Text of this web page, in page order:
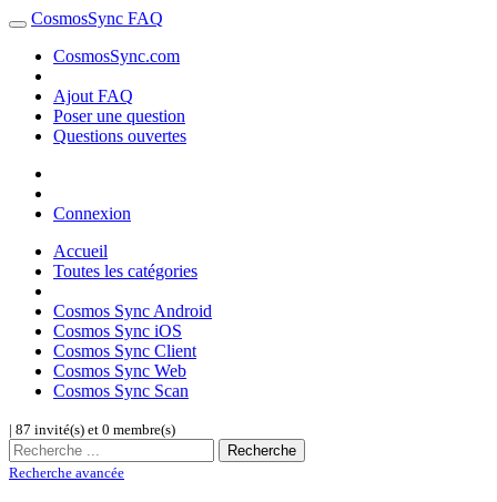
CosmosSync FAQ
CosmosSync.com
Ajout FAQ
Poser une question
Questions ouvertes
Connexion
Accueil
Toutes les catégories
Cosmos Sync Android
Cosmos Sync iOS
Cosmos Sync Client
Cosmos Sync Web
Cosmos Sync Scan
| 87 invité(s) et 0 membre(s)
Recherche
Recherche avancée